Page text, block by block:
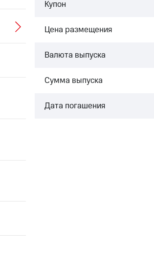
Купон
Цена размещения
Валюта выпуска
Сумма выпуска
Дата погашения